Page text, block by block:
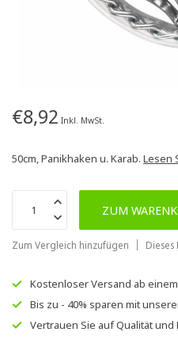
€8,92 Inkl. MwSt.
50cm, Panikhaken u. Karab. Lesen
ZUM
Zum Vergleich hinzufügen
Kostenloser Versand ab
Bis zu - 40% sparen mit
Vertrauen Sie aufQualität und